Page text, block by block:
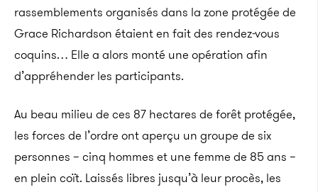
rassemblements organisés dans la zone protégée de
Grace Richardson étaient en fait des rendez-vous
coquins… Elle a alors monté une opération afin
d’appréhender les participants.
Au beau milieu de ces 87 hectares de forêt protégée,
les forces de l’ordre ont aperçu un groupe de six
personnes – cinq hommes et une femme de 85 ans –
en plein coït. Laissés libres jusqu’à leur procès, les